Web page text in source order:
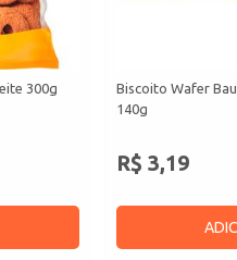
300g
Biscoito Wafer
140g
R$ 3,19